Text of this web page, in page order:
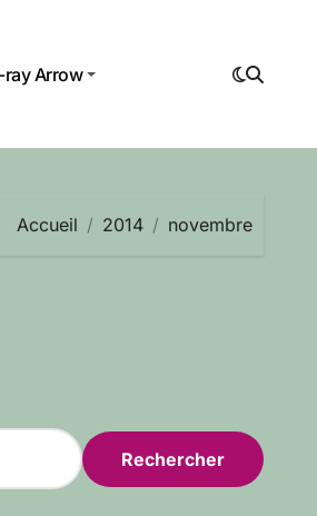
ray Arrow
Accueil 2014 novembre